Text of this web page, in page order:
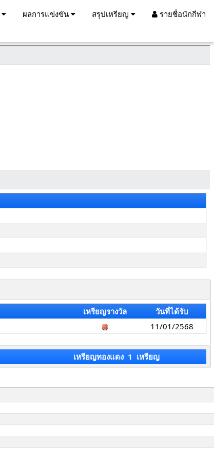
ผลการแข่งขัน สรุปเหรียญ รายชื่อนักกีฬา
เหรียญรางวัล
วันที่ได้รับ
11/01/2568
เหรียญทองแดง 1 เหรียญ